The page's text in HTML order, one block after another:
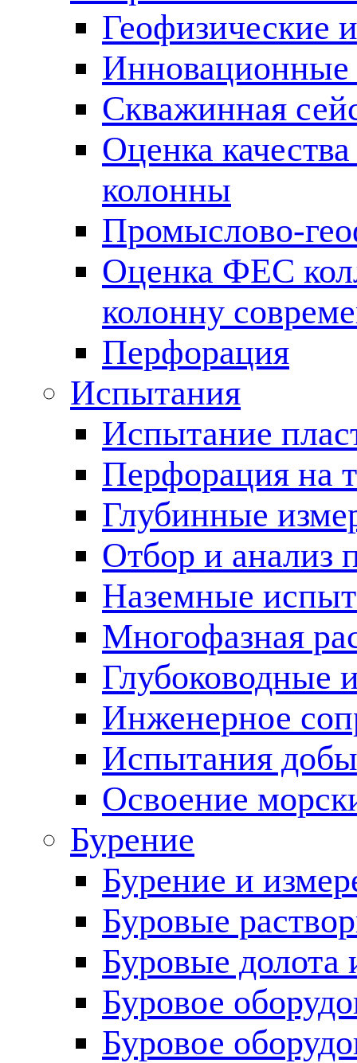
Геофизические
Инновационные
Скважинная
Оценка
колонны
Промыслово-
Оценка ФЕС
колонну
Перфорация
Испытания
Испытание
Перфорация на
Глубинные
Отбор и анализ
Наземные
Многофазная
Глубоководные
Инженерное
Испытания
Освоение
Бурение
Бурение и
Буровые
Буровые долота
Буровое
Буровое